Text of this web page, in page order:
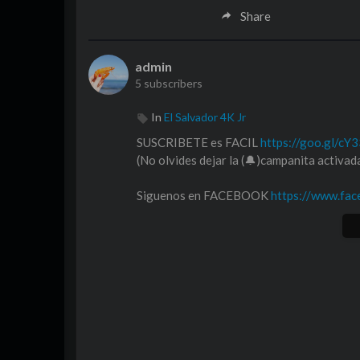
Share
admin
5 subscribers
In El Salvador 4K Jr
SUSCRIBETE es FACIL https://goo.gl/
(No olvides dejar la (🔔)campanita
Siguenos en FACEBOOKhttps://
Este es un canal de El Salvador 4K, con